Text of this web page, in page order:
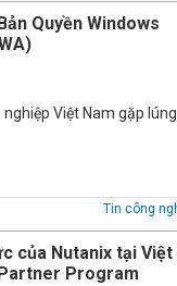
Quyền Windows
Việt Nam gặp lúng
Tin công
của Nutanix tại Việt
Program